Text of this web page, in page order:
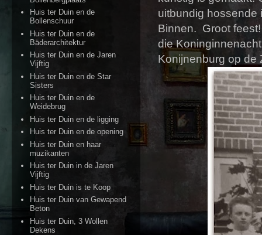
uitbundig hossende
Binnen. Groot
die
Konijnenburg op de
Huis ter Duin en de
Bollenschuur
Huis ter Duin en de
Bäderarchitektur
Huis ter Duin en de Jaren
Vijftig
Huis ter Duin en de Star
Sisters
Huis ter Duin en de
Weidebrug
Huis ter Duin en de ligging
Huis ter Duin en de opening
Huis ter Duin en haar
muzikanten
Huis ter Duin in de Jaren
Vijftig
Huis ter Duin is te Koop
Huis ter Duin van Gewapend
Beton
Huis ter Duin, 3 Wollen
Dekens